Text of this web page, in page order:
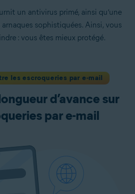
un antivirus primé, ainsi qu’une
sophistiquées. Ainsi, vous
: vous êtes mieux protégé.
les escroqueries par e-mail
d’avance sur
par e-mail